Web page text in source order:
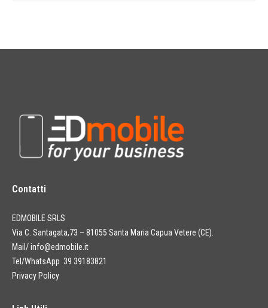
Contatti
EDMOBILE SRLS
Via C. Santagata,73 – 81055 Santa Maria Capua Vetere (CE).
Mail/info@edmobile.it
Tel/WhatsApp 39 39183821
Privacy Policy